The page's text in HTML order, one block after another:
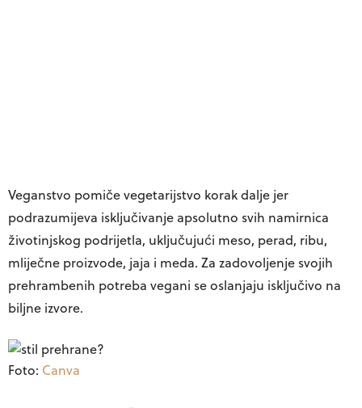
Veganstvo pomiče vegetarijstvo korak dalje jer
podrazumijeva isključivanje apsolutno svih namirnica
životinjskog podrijetla, uključujući meso, perad, ribu,
mliječne proizvode, jaja i meda. Za zadovoljenje svojih
prehrambenih potreba vegani se oslanjaju isključivo na
biljne izvore.
Foto: Canva